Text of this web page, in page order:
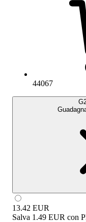
44067
13.42 EUR
Salva 1.49 EUR con